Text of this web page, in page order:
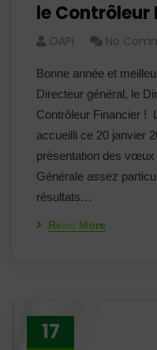
le Contrôleur
OAPI No
Bonne année et
Directeur général, le
Contrôleur Financier !
accueilli ce 20 janvier
présentation des vœux
Générale assez
résultats…
Read More
17